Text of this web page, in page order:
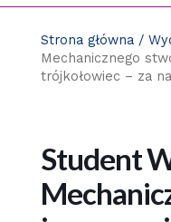
Strona główna/
Mechanicznego
trójkołowiec – za
Student